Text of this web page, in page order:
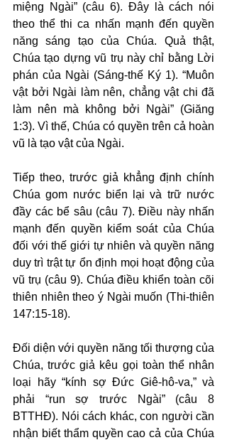
miệng Ngài” (câu 6). Đây là cách nói
theo thể thi ca nhấn mạnh đến quyền
năng sáng tạo của Chúa. Quả thật,
Chúa tạo dựng vũ trụ này chỉ bằng Lời
phán của Ngài (Sáng-thế Ký 1). “Muôn
vật bởi Ngài làm nên, chẳng vật chi đã
làm nên mà không bởi Ngài” (Giăng
1:3). Vì thế, Chúa có quyền trên cả hoàn
vũ là tạo vật của Ngài.
Tiếp theo, trước giả khẳng định chính
Chúa gom nước biển lại và trữ nước
đầy các bể sâu (câu 7). Điều này nhấn
mạnh đến quyền kiểm soát của Chúa
đối với thế giới tự nhiên và quyền năng
duy trì trật tự ổn định mọi hoạt động của
vũ trụ (câu 9). Chúa điều khiển toàn cõi
thiên nhiên theo ý Ngài muốn (Thi-thiên
147:15-18).
Đối diện với quyền năng tối thượng của
Chúa, trước giả kêu gọi toàn thể nhân
loại hãy “kính sợ Đức Giê-hô-va,” và
phải “run sợ trước Ngài” (câu 8
BTTHĐ). Nói cách khác, con người cần
nhận biết thẩm quyền cao cả của Chúa